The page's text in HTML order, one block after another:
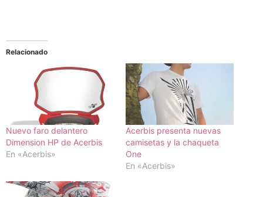
Relacionado
Nuevo faro delantero
Dimension HP de Acerbis
En «Acerbis»
Acerbis presenta nuevas
camisetas y la chaqueta
One
En «Acerbis»